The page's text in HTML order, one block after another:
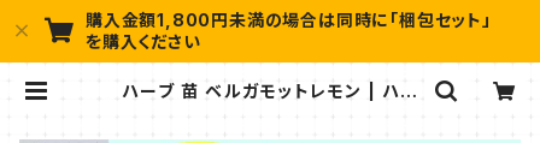
購入金額1,800円未満の場合は同時に「梱包セット」
を購入ください
ハーブ 苗 ベルガモットレモン | ハー